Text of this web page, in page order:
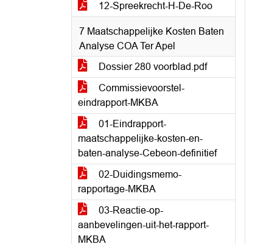
12-Spreekrecht-H-De-Roo
7 Maatschappelijke Kosten Baten
Analyse COA Ter Apel
Dossier 280 voorblad.pdf
Commissievoorstel-
eindrapport-MKBA
01-Eindrapport-
maatschappelijke-kosten-en-
baten-analyse-Cebeon-definitief
02-Duidingsmemo-
rapportage-MKBA
03-Reactie-op-
aanbevelingen-uit-het-rapport-
MKBA